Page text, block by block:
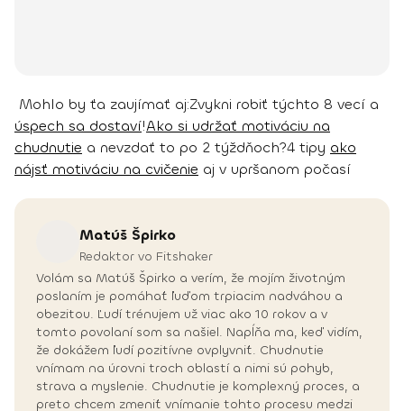
Mohlo by ťa zaujímať aj:Zvykni robiť týchto 8 vecí a
úspech sa dostaví!Ako si udržať motiváciu na
chudnutie a nevzdať to po 2 týždňoch?4 tipy ako
nájsť motiváciu na cvičenie aj v upršanom počasí
Matúš Špirko
Redaktor vo Fitshaker
Volám sa Matúš Špirko a verím, že mojím životným
poslaním je pomáhať ľuďom trpiacim nadváhou a
obezitou. Ľudí trénujem už viac ako 10 rokov a v
tomto povolaní som sa našiel. Napĺňa ma, keď vidím,
že dokážem ľudí pozitívne ovplyvniť. Chudnutie
vnímam na úrovni troch oblastí a nimi sú pohyb,
strava a myslenie. Chudnutie je komplexný proces, a
preto chcem zmeniť vnímanie tohto procesu medzi